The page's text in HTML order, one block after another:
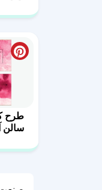
طرح
سالن